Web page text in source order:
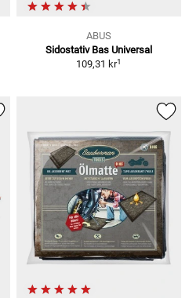
ABUS
Sidostativ Bas Universal
109,31 kr1